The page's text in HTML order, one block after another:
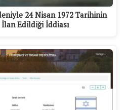
24 Nisan 1972 Tarihinin
Edildiği İddiası